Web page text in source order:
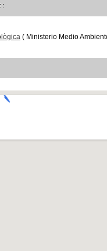
:
( Ministerio Medio